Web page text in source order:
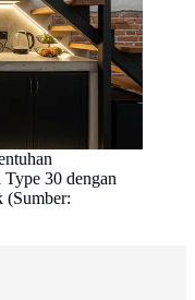
30 dengan
(Sumber: